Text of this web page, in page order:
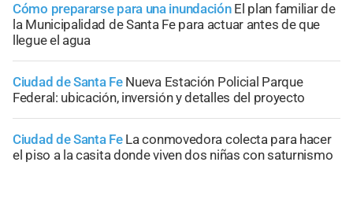
Cómo prepararse para una inundación El plan familiar de
la Municipalidad de Santa Fe para actuar antes de que
llegue el agua
Ciudad de Santa Fe Nueva Estación Policial Parque
Federal: ubicación, inversión y detalles del proyecto
Ciudad de Santa Fe La conmovedora colecta para hacer
el piso a la casita donde viven dos niñas con saturnismo